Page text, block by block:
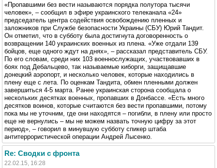
«Пропавшими без вести называются порядка полутора тысячи
человек», – сообщил в эфире украинского телеканала «24»
председатель центра содействия освобождению пленных и
заложников при Службе безопасности Украины (СБУ) Юрий Тандит.
Он отметил, что в субботу была достигнута договоренность о
возвращении 140 украинских военных из плена. «Уже отдали 139
бойцов, еще одного ждут на днях», – рассказал представитель СБУ.
По его словам, среди них 103 военнослужащих, участвовавших в
боях под Дебальцево, так называемые киборги, защищавшие
донецкий аэропорт, и несколько человек, которые находились в
плену еще с лета. По оценкам Тандита, обмен пленными должен
завершиться 4-5 марта. Ранее украинская сторона сообщала о
нескольких десятках военных, пропавших в Донбассе. «Есть много
десятков воинов, которые считаются без вести пропавшими, потому
пока мы не уточним, где они находятся – погибли, в плену или просто
еще не вернулись – мы не можем назвать точную цифру за этот
период», – говорил в минувшую субботу спикер штаба
антитеррористической операции Андрей Лысенко.
Re: Сводки с фронта
22.02.15, 16:28